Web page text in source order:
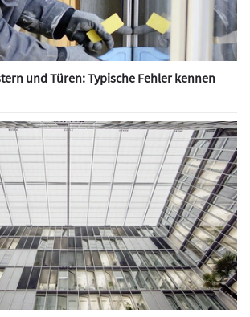
und Türen: Typische Fehler kennen